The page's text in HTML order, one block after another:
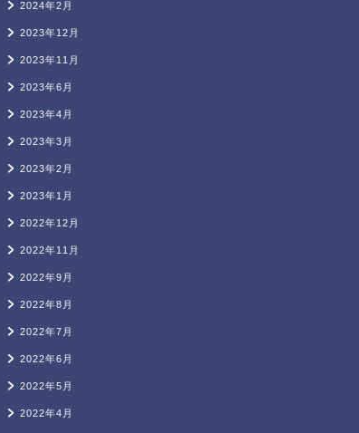
2024年2月
2023年12月
2023年11月
2023年6月
2023年4月
2023年3月
2023年2月
2023年1月
2022年12月
2022年11月
2022年9月
2022年8月
2022年7月
2022年6月
2022年5月
2022年4月